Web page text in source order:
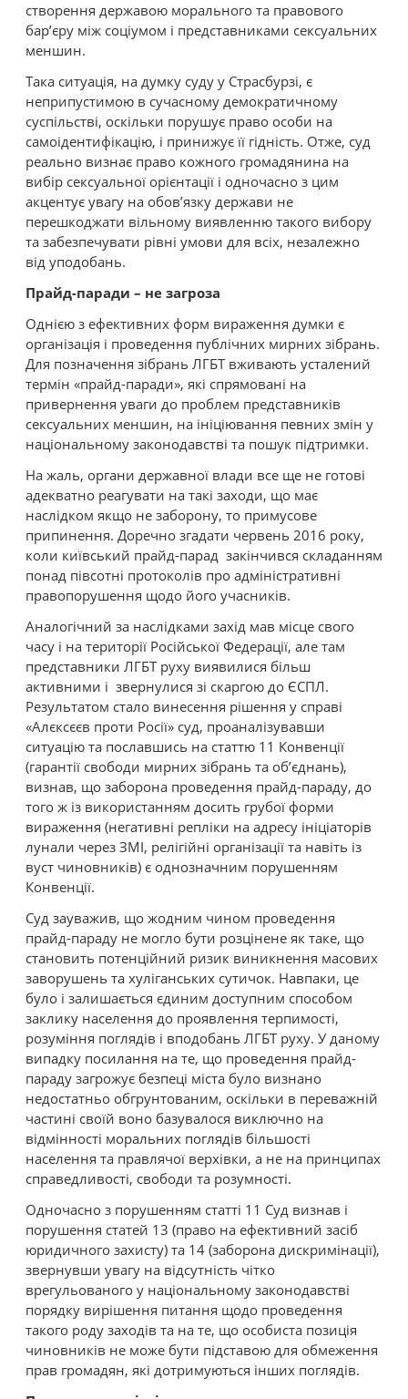
створення державою морального та правового
бар’єру між соціумом і представниками сексуальних
меншин.
Така ситуація, на думку суду у Страсбурзі, є
неприпустимою в сучасному демократичному
суспільстві, оскільки порушує право особи на
самоідентифікацію, і принижує її гідність. Отже, суд
реально визнає право кожного громадянина на
вибір сексуальної орієнтації і одночасно з цим
акцентує увагу на обов’язку держави не
перешкоджати вільному виявленню такого вибору
та забезпечувати рівні умови для всіх, незалежно
від уподобань.
Прайд-паради – не загроза
Однією з ефективних форм вираження думки є
організація і проведення публічних мирних зібрань.
Для позначення зібрань ЛГБТ вживають усталений
термін «прайд-паради», які спрямовані на
привернення уваги до проблем представників
сексуальних меншин, на ініціювання певних змін у
національному законодавстві та пошук підтримки.
На жаль, органи державної влади все ще не готові
адекватно реагувати на такі заходи, що має
наслідком якщо не заборону, то примусове
припинення. Доречно згадати червень 2016 року,
коли київський прайд-парад закінчився складанням
понад півсотні протоколів про адміністративні
правопорушення щодо його учасників.
Аналогічний за наслідками захід мав місце свого
часу і на території Російської Федерації, але там
представники ЛГБТ руху виявилися більш
активними і звернулися зі скаргою до ЄСПЛ.
Результатом стало винесення рішення у справі
«Алєксєєв проти Росії» суд, проаналізувавши
ситуацію та пославшись на статтю 11 Конвенції
(гарантії свободи мирних зібрань та об’єднань),
визнав, що заборона проведення прайд-параду, до
того ж із використанням досить грубої форми
вираження (негативні репліки на адресу ініціаторів
лунали через ЗМІ, релігійні організації та навіть із
вуст чиновників) є однозначним порушенням
Конвенції.
Суд зауважив, що жодним чином проведення
прайд-параду не могло бути розцінене як таке, що
становить потенційний ризик виникнення масових
заворушень та хуліганських сутичок. Навпаки, це
було і залишається єдиним доступним способом
заклику населення до проявлення терпимості,
розуміння поглядів і вподобань ЛГБТ руху. У даному
випадку посилання на те, що проведення прайд-
параду загрожує безпеці міста було визнано
недостатньо обгрунтованим, оскільки в переважній
частині своїй воно базувалося виключно на
відмінності моральних поглядів більшості
населення та правлячої верхівки, а не на принципах
справедливості, свободи та розумності.
Одночасно з порушенням статті 11 Суд визнав і
порушення статей 13 (право на ефективний засіб
юридичного захисту) та 14 (заборона дискримінації),
звернувши увагу на відсутність чітко
врегульованого у національному законодавстві
порядку вирішення питання щодо проведення
такого роду заходів та на те, що особиста позиція
чиновників не може бути підставою для обмеження
прав громадян, які дотримуються інших поглядів.